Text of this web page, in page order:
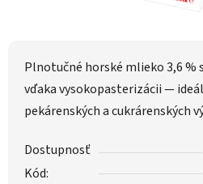
Plnotučné horské mlieko 3,6 %
vďaka vysokopasterizácii —
pekárenských a cukrárenských
Dostupnosť
Kód: